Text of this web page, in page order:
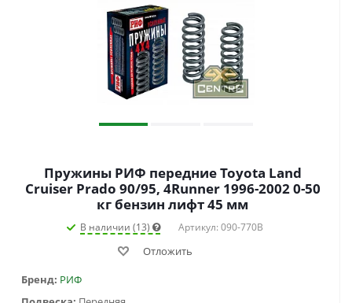
Пружины РИФ передние Toyota Land
Cruiser Prado 90/95, 4Runner 1996-2002 0-50
кг бензин лифт 45 мм
В наличии (13) Артикул: 090-770B
Отложить
Бренд: РИФ